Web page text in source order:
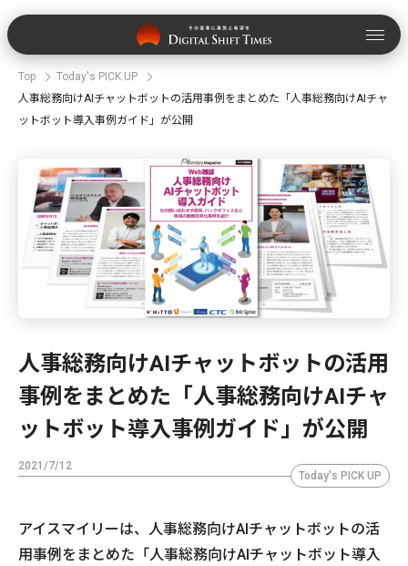
Top
Today's PICK UP
人事総務向けAIチャットボットの活用事例をまとめた「人事総務向けAIチャ
ットボット導入事例ガイド」が公開
人事総務向けAIチャットボットの活用
事例をまとめた「人事総務向けAIチャ
ットボット導入事例ガイド」が公開
2021/7/12
Today's PICK UP
アイスマイリーは、人事総務向けAIチャットボットの活
用事例をまとめた「人事総務向けAIチャットボット導入